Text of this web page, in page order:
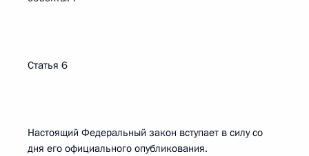
Статья 6
Настоящий Федеральный закон вступает в силу со
дня его официального опубликования.